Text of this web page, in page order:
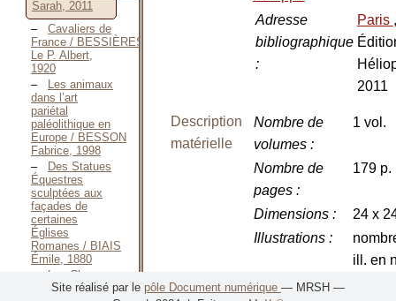
Sarah, 2011
Cavaliers de
France / BESSIÈRES
Le P. Albert,
1920
Les animaux
dans l’art
pariétal
paléolithique en
Europe / BESSON
Fabrice, 1998
Des Statues
Équestres
sculptées aux
façades de
certaines
Églises
Romanes / BIAIS
Émile, 1880
Les Chevaux
de l’Armée sous
Adresse
bibliographique
:
Paris ,
2011
Description
matérielle
Nombre de
volumes:
1 vol.
Nombre de
pages:
179 p.
Dimensions:
24 x
Illustrations:
ill. en
Site réalisé par le pôle Document numérique — MRSH —